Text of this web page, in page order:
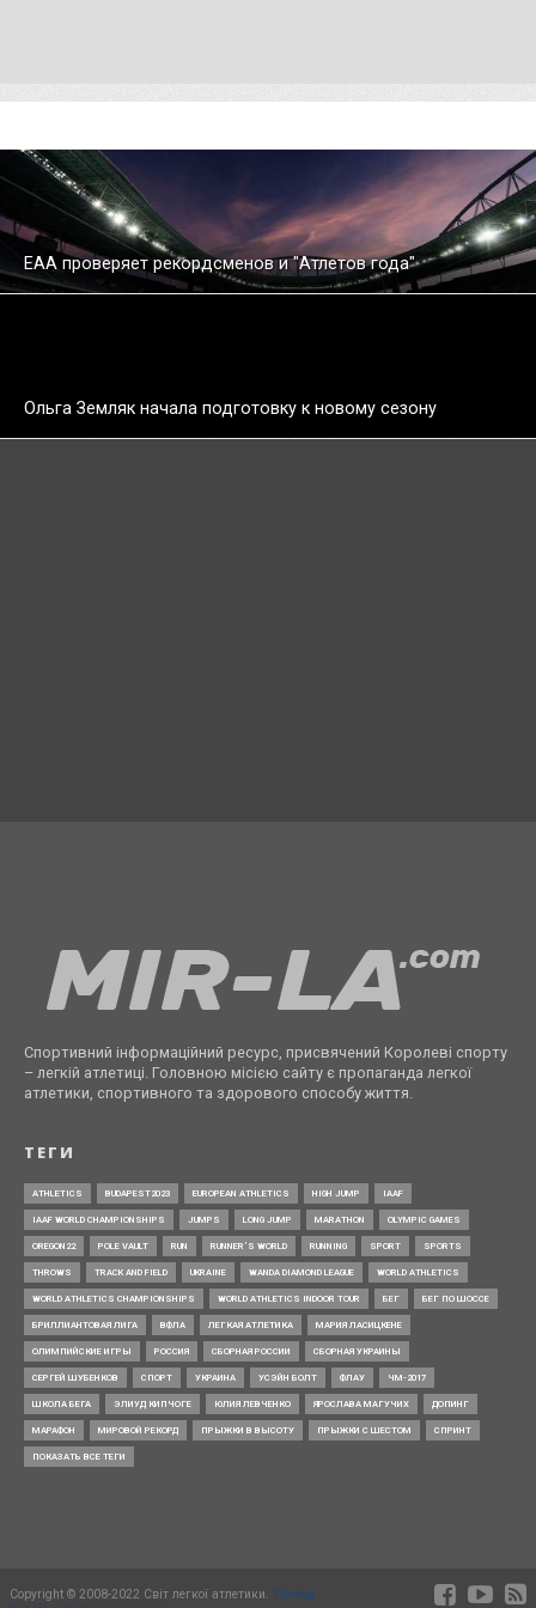
ЕАA проверяет рекордсменов и "Атлетов года"
Ольга Земляк начала подготовку к новому сезону
Спортивний інформаційний ресурс, присвячений Королеві спорту
– легкій атлетиці. Головною місією сайту є пропаганда легкої
атлетики, спортивного та здорового способу життя.
ТЕГИ
ATHLETICS BUDAPEST2023 EUROPEAN ATHLETICS HIGH JUMP IAAF
IAAF WORLD CHAMPIONSHIPS JUMPS LONG JUMP MARATHON OLYMPIC GAMES
OREGON22 POLE VAULT RUN RUNNER’S WORLD RUNNING SPORT SPORTS
THROWS TRACK AND FIELD UKRAINE WANDA DIAMOND LEAGUE WORLD ATHLETICS
WORLD ATHLETICS CHAMPIONSHIPS WORLD ATHLETICS INDOOR TOUR БЕГ БЕГ ПО ШОССЕ
БРИЛЛИАНТОВАЯ ЛИГА ВФЛА ЛЕГКАЯ АТЛЕТИКА МАРИЯ ЛАСИЦКЕНЕ
ОЛИМПИЙСКИЕ ИГРЫ РОССИЯ СБОРНАЯ РОССИИ СБОРНАЯ УКРАИНЫ
СЕРГЕЙ ШУБЕНКОВ СПОРТ УКРАИНА УСЭЙН БОЛТ ФЛАУ ЧМ-2017
ШКОЛА БЕГА ЭЛИУД КИПЧОГЕ ЮЛИЯ ЛЕВЧЕНКО ЯРОСЛАВА МАГУЧИХ ДОПИНГ
МАРАФОН МИРОВОЙ РЕКОРД ПРЫЖКИ В ВЫСОТУ ПРЫЖКИ С ШЕСТОМ СПРИНТ
ПОКАЗАТЬ ВСЕ ТЕГИ
Copyright © 2008-2022 Світ легкої атлетики. Timing